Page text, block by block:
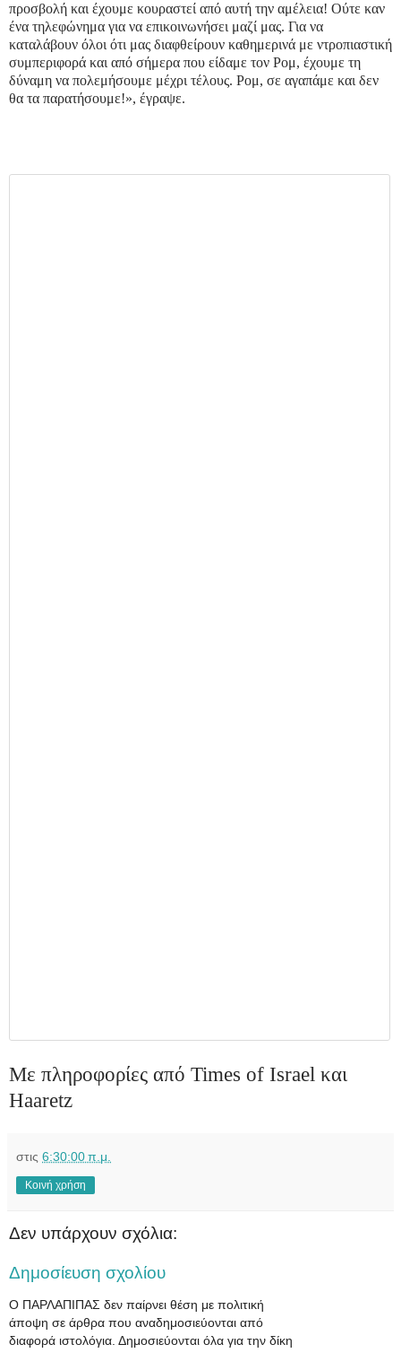
προσβολή και έχουμε κουραστεί από αυτή την αμέλεια! Ούτε καν
ένα τηλεφώνημα για να επικοινωνήσει μαζί μας. Για να
καταλάβουν όλοι ότι μας διαφθείρουν καθημερινά με ντροπιαστική
συμπεριφορά και από σήμερα που είδαμε τον Ρομ, έχουμε τη
δύναμη να πολεμήσουμε μέχρι τέλους. Ρομ, σε αγαπάμε και δεν
θα τα παρατήσουμε!», έγραψε.
Με πληροφορίες από Times of Israel και
Haaretz
στις 6:30:00 π.μ.
Κοινή χρήση
Δεν υπάρχουν σχόλια:
Δημοσίευση σχολίου
Ο ΠΑΡΛΑΠΙΠΑΣ δεν παίρνει θέση με πολιτική
άποψη σε άρθρα που αναδημοσιεύονται από
διαφορά ιστολόγια. Δημοσιεύονται όλα για την δίκη